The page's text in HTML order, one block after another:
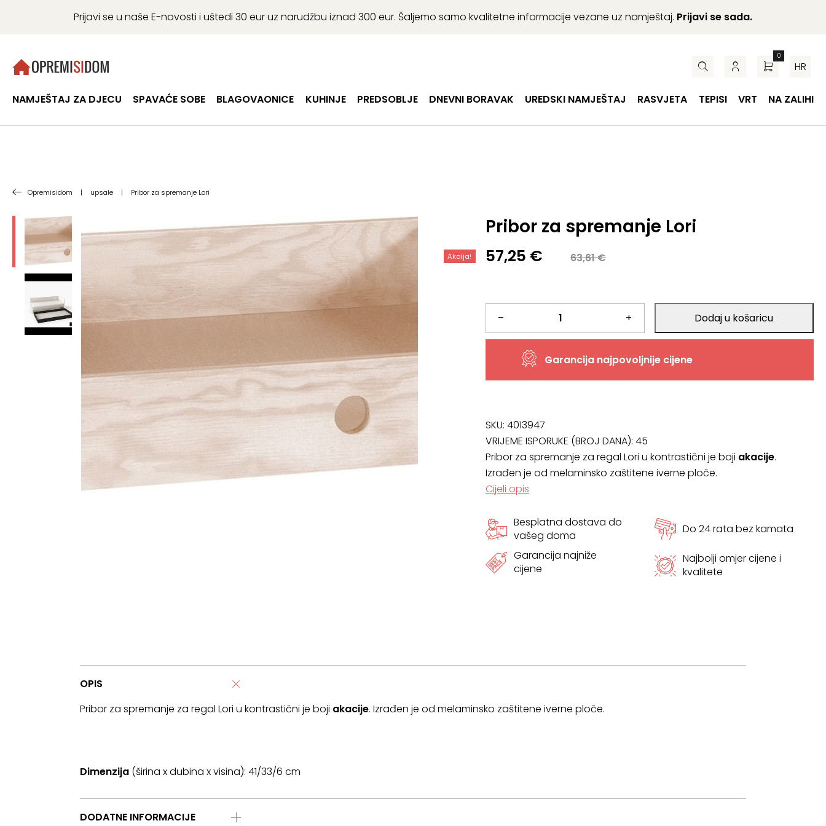
Prijavi se u naše E-novosti i uštedi 30 eur uz narudžbu iznad 300 eur. Šaljemo samo kvalitetne informacije vezane uz namještaj. Prijavi se sada.
0
HR
NAMJEŠTAJ ZA DJECU SPAVAĆE SOBE BLAGOVAONICE KUHINJE PREDSOBLJE DNEVNI BORAVAK UREDSKI NAMJEŠTAJ RASVJETA TEPISI VRT NA ZALIHI
Opremisidom | upsale | Pribor za spremanje Lori
Pribor za spremanje Lori
Akcija! 63,61€
Izvorna
je:
63,61 €.
57,25 €
Trenutna
57,25 €.
–
Pribor
za
spremanje
količina
+ Dodaj u košaricu
Garancija najpovoljnije cijene
SKU: 4013947
VRIJEME ISPORUKE (BROJ DANA): 45
Pribor za spremanje za regal Lori u kontrastični je boji akacije.
Izrađen je od melaminsko zaštitene iverne ploče.
Cijeli opis
Besplatna dostava do
vašeg doma
Do 24 rata bez kamata
Garancija najniže
cijene
Najbolji omjer cijene i
kvalitete
OPIS
Pribor za spremanje za regal Lori u kontrastični je boji akacije. Izrađen je od melaminsko zaštitene iverne ploče.
Dimenzija (širina x dubina x visina): 41/33/6 cm
DODATNE INFORMACIJE